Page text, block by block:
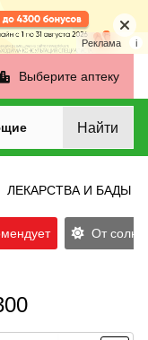
Реклама i
Выберите аптеку
Найти
ЛЕКАРСТВА И БАДЫ
От